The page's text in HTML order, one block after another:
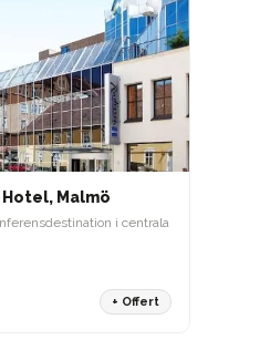
Hotel, Malmö
i centrala
+ Offert